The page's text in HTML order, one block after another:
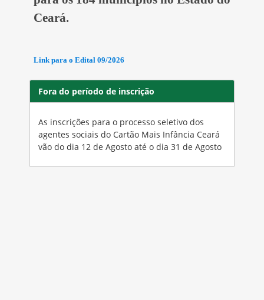
Ceará.
Link para o Edital 09/2026
Fora do período de inscrição
As inscrições para o processo seletivo dos
agentes sociais do Cartão Mais Infância Ceará
vão do dia 12 de Agosto até o dia 31 de Agosto